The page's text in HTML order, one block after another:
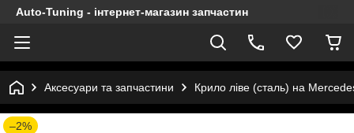
Auto-Tuning - інтернет-магазин запчастин
Аксесуари та запчастини Крило ліве (сталь) на
–2%